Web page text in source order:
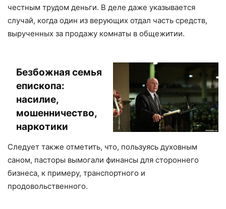
честным трудом деньги. В деле даже указывается
случай, когда один из верующих отдал часть средств,
вырученных за продажу комнаты в общежитии.
Безбожная семья
епископа:
насилие,
мошенничество,
наркотики
Следует также отметить, что, пользуясь духовным
саном, пасторы вымогали финансы для стороннего
бизнеса, к примеру, транспортного и
продовольственного.